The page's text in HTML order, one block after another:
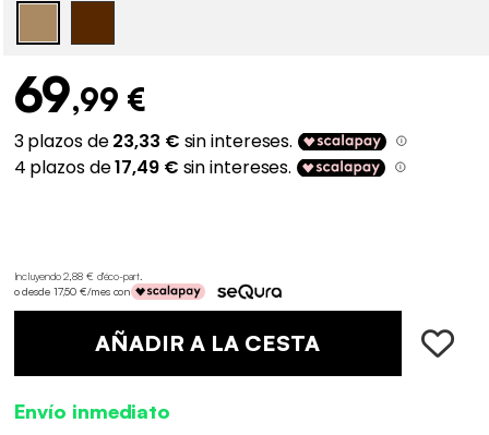
69,99 €
Incluyendo 2,88 € d'éco-part.
o desde 17,50 €/mes con
AÑADIR A LA CESTA
Envío inmediato